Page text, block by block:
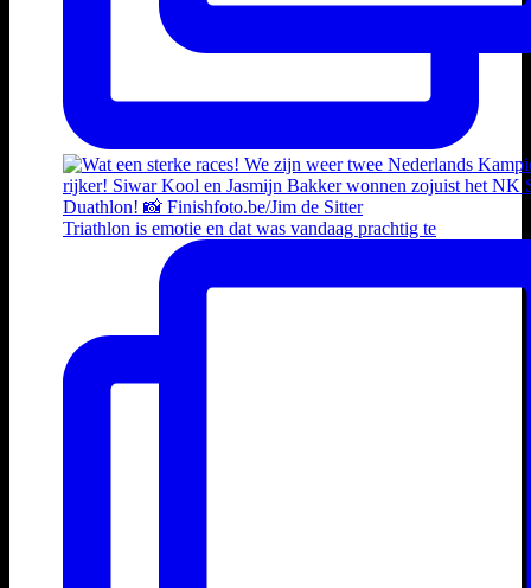
Triathlon is emotie en dat was vandaag prachtig te